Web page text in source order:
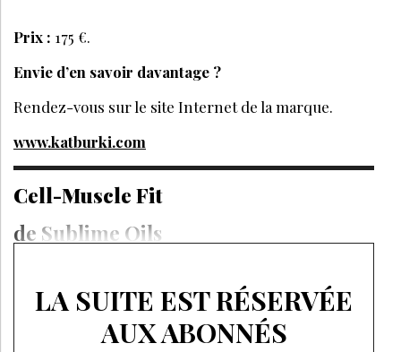
Prix : 175 €.
Envie d’en savoir davantage ?
Rendez-vous sur le site Internet de la marque.
www.katburki.com
Cell-Muscle Fit
de Sublime Oils
LA SUITE EST RÉSERVÉE
AUX ABONNÉS